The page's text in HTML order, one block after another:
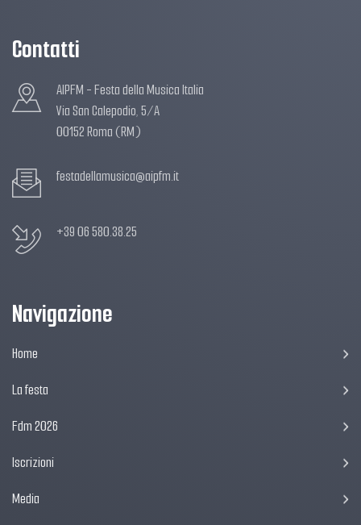
Contatti
AIPFM - Festa della Musica Italia
Via San Calepodio, 5/A
00152 Roma (RM)
festadellamusica@aipfm.it
+39 06 580.38.25
Navigazione
Home
La festa
Fdm 2026
Iscrizioni
Media